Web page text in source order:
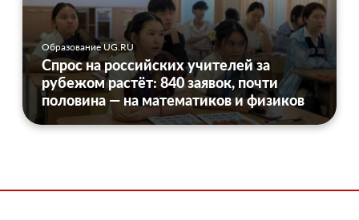
Образование UG.RU
Спрос на российских учителей за
рубежом растёт: 840 заявок, почти
половина — на математиков и физиков